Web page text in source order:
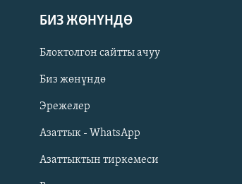
Русский
ОНЛАЙН ШЕРИНЕ
БИЗ ЖӨНҮНДӨ
Блоктолгон сайтты ачуу
Биз жөнүндө
Эрежелер
Азаттык - WhatsApp
Азаттыктын тиркемеси